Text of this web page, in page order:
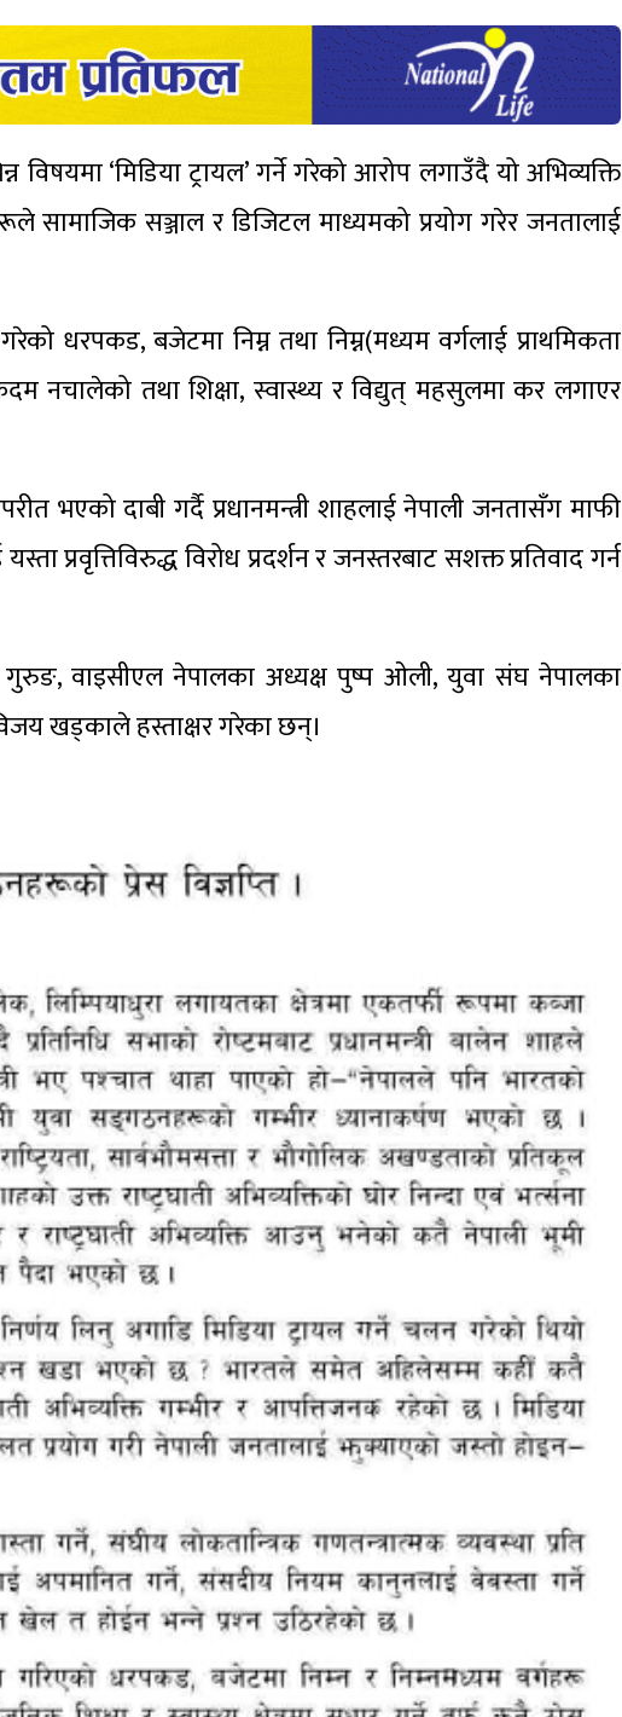
विषयमा ‘मिडिया ट्रायल’ गर्ने गरेको आरोप लगाउँदै यो अभिव्यक्ति
सामाजिक सञ्जाल र डिजिटल माध्यमको प्रयोग गरेर जनतालाई
धरपकड, बजेटमा निम्न तथा निम्न(मध्यम वर्गलाई प्राथमिकता
नचालेको तथा शिक्षा, स्वास्थ्य र विद्युत् महसुलमा कर लगाएर
भएको दाबी गर्दै प्रधानमन्त्री शाहलाई नेपाली जनतासँग माफी
प्रवृत्तिविरुद्ध विरोध प्रदर्शन र जनस्तरबाट सशक्त प्रतिवाद गर्न
गुरुङ, वाइसीएल नेपालका अध्यक्ष पुष्प ओली, युवा संघ नेपालका
खड्काले हस्ताक्षर गरेका छन्।